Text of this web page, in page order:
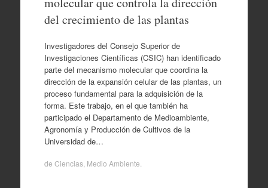
del crecimiento de las plantas
Investigadores del Consejo Superior de
Investigaciones Científicas (CSIC) han identificado
parte del mecanismo molecular que coordina la
dirección de la expansión celular de las plantas, un
proceso fundamental para la adquisición de la
forma. Este trabajo, en el que también ha
participado el Departamento de Medioambiente,
Agronomía y Producción de Cultivos de la
Universidad de…
de Ciencias, Medio Ambiente